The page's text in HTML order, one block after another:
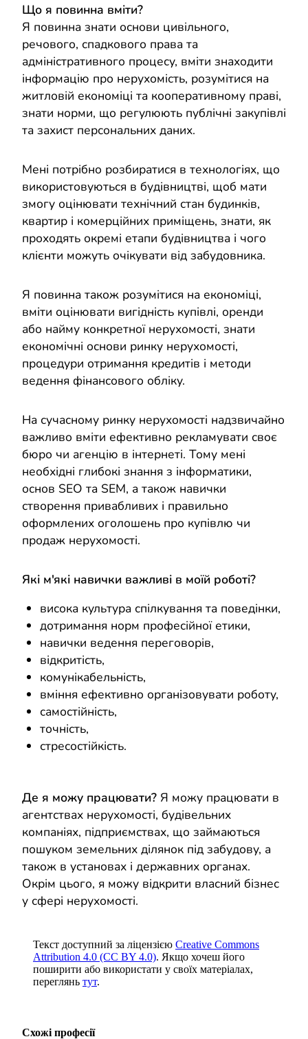
Що я повинна вміти?
Я повинна знати основи цивільного,
речового, спадкового права та
адміністративного процесу, вміти знаходити
інформацію про нерухомість, розумітися на
житловій економіці та кооперативному праві,
знати норми, що регулюють публічні закупівлі
та захист персональних даних.
Мені потрібно розбиратися в технологіях, що
використовуються в будівництві, щоб мати
змогу оцінювати технічний стан будинків,
квартир і комерційних приміщень, знати, як
проходять окремі етапи будівництва і чого
клієнти можуть очікувати від забудовника.
Я повинна також розумітися на економіці,
вміти оцінювати вигідність купівлі, оренди
або найму конкретної нерухомості, знати
економічні основи ринку нерухомості,
процедури отримання кредитів і методи
ведення фінансового обліку.
На сучасному ринку нерухомості надзвичайно
важливо вміти ефективно рекламувати своє
бюро чи агенцію в інтернеті. Тому мені
необхідні глибокі знання з інформатики,
основ SEO та SEM, а також навички
створення привабливих і правильно
оформлених оголошень про купівлю чи
продаж нерухомості.
Які м'які навички важливі в моїй роботі?
висока культура спілкування та поведінки,
дотримання норм професійної етики,
навички ведення переговорів,
відкритість,
комунікабельність,
вміння ефективно організовувати роботу,
самостійність,
точність,
стресостійкість.
Де я можу працювати? Я можу працювати в
агентствах нерухомості, будівельних
компаніях, підприємствах, що займаються
пошуком земельних ділянок під забудову, а
також в установах і державних органах.
Окрім цього, я можу відкрити власний бізнес
у сфері нерухомості.
Текст доступний за ліцензією Creative Commons
Attribution 4.0 (CC BY 4.0). Якщо хочеш його
поширити або використати у своїх матеріалах,
переглянь тут.
Схожі професії